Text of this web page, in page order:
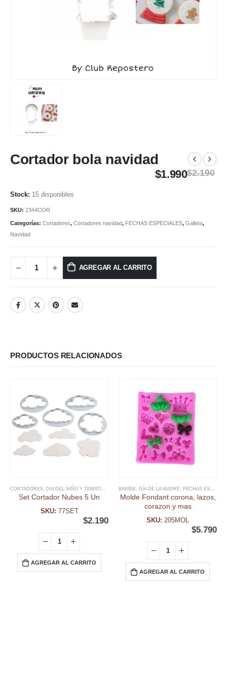
Cortador bola navidad
$2.190
$1.990
15 disponibles
SKU: 2344COR
Categorías: Cortadores, Cortadores navidad, FECHAS ESPECIALES, Galleta,
Navidad
AGREGAR AL CARRITO
PRODUCTOS RELACIONADOS
CORTADORES, DIA DEL NIÑO Y TEMATICAS FECHAS ESPECIALES, GALLETA,RELIGIOSOS
Set Cortador Nubes 5 Un
SKU: 77SET
$2.190
AGREGAR AL CARRITO
BARBIE, DÍA DE LA MADRE, FECHAS ESPECIALES
Molde Fondant corona, lazos,
corazon y mas
SKU: 205MOL
$5.790
AGREGAR AL CARRITO